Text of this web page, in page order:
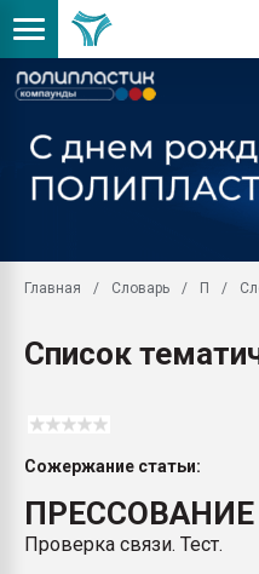
Главная Словарь П
Список
Сожержание статьи:
Проверка связи. Тест.